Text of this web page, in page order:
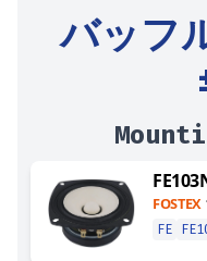
バッフ
FOSTEX
FE